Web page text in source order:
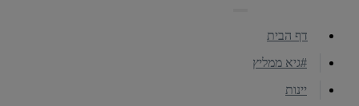
דף הבית
#גיא ממליץ
יינות